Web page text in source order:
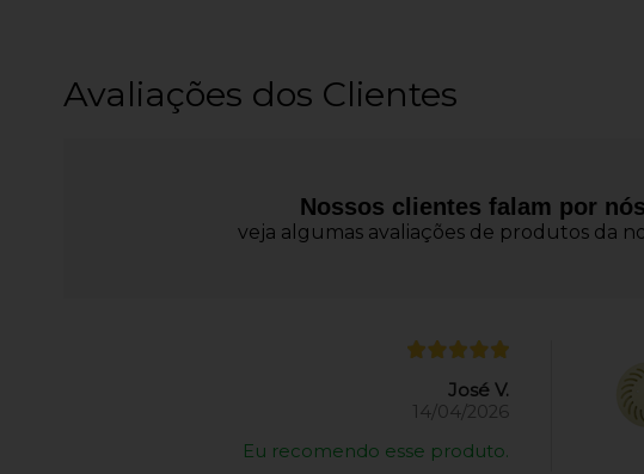
Avaliações dos Clientes
Nossos clientes falam por
veja algumas avaliações de produtos da
José V.
14/04/2026
Eu recomendo esse produto.